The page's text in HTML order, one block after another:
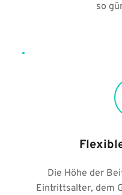
so
Die Höhe der
Eintrittsalter, dem